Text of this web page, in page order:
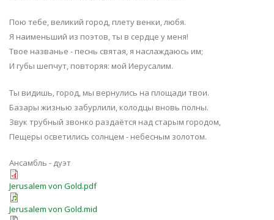
Пою тебе, великий город, плету венки, любя.
Я наименьший из поэтов, ты в сердце у меня!
Твое названье - песнь святая, я наслаждаюсь им;
И губы шепчут, повторяя: мой Иерусалим.
Ты видишь, город, мы вернулись на площади твои.
Базары жизнью забурлили, колодцы вновь полны.
Звук трубный звонко раздаётся над старым городом,
Пещеры осветились солнцем - небесным золотом.
Ансамбль - дуэт
Jerusalem von Gold.pdf
Jerusalem von Gold.mid